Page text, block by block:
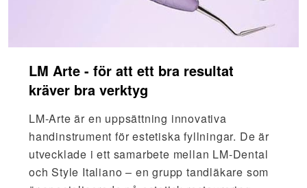
LM Arte - för att ett bra resultat
kräver bra verktyg
LM-Arte är en uppsättning innovativa
handinstrument för estetiska fyllningar. De är
utvecklade i ett samarbete mellan LM-Dental
och Style Italiano – en grupp tandläkare som